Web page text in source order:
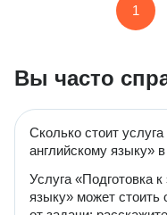
1
Вы часто
Сколько стоит
английскому языку»
Услуга «Подготовка
языку» может стоить